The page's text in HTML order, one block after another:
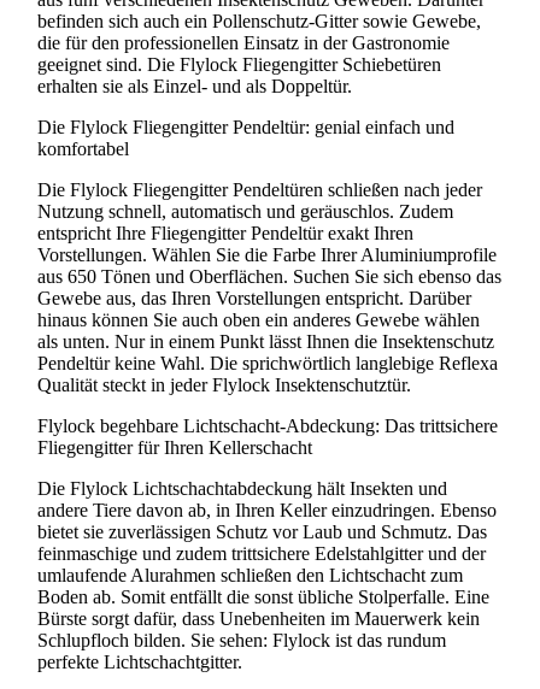
befinden sich auch ein Pollenschutz-Gitter sowie Gewebe,
die für den professionellen Einsatz in der Gastronomie
geeignet sind. Die Flylock Fliegengitter Schiebetüren
erhalten sie als Einzel- und als Doppeltür.
Die Flylock Fliegengitter Pendeltür: genial einfach und
komfortabel
Die Flylock Fliegengitter Pendeltüren schließen nach jeder
Nutzung schnell, automatisch und geräuschlos. Zudem
entspricht Ihre Fliegengitter Pendeltür exakt Ihren
Vorstellungen. Wählen Sie die Farbe Ihrer Aluminiumprofile
aus 650 Tönen und Oberflächen. Suchen Sie sich ebenso das
Gewebe aus, das Ihren Vorstellungen entspricht. Darüber
hinaus können Sie auch oben ein anderes Gewebe wählen
als unten. Nur in einem Punkt lässt Ihnen die Insektenschutz
Pendeltür keine Wahl. Die sprichwörtlich langlebige Reflexa
Qualität steckt in jeder Flylock Insektenschutztür.
Flylock begehbare Lichtschacht-Abdeckung: Das trittsichere
Fliegengitter für Ihren Kellerschacht
Die Flylock Lichtschachtabdeckung hält Insekten und
andere Tiere davon ab, in Ihren Keller einzudringen. Ebenso
bietet sie zuverlässigen Schutz vor Laub und Schmutz. Das
feinmaschige und zudem trittsichere Edelstahlgitter und der
umlaufende Alurahmen schließen den Lichtschacht zum
Boden ab. Somit entfällt die sonst übliche Stolperfalle. Eine
Bürste sorgt dafür, dass Unebenheiten im Mauerwerk kein
Schlupfloch bilden. Sie sehen: Flylock ist das rundum
perfekte Lichtschachtgitter.